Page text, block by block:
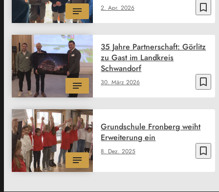
bookmark_border
2. Apr. 2026
bookmark_border
30. März 2026
35 Jahre Partnerschaft: Görlitz
zu Gast im Landkreis
Schwandorf
bookmark_border
8. Dez. 2025
Grundschule Fronberg weiht
Erweiterung ein